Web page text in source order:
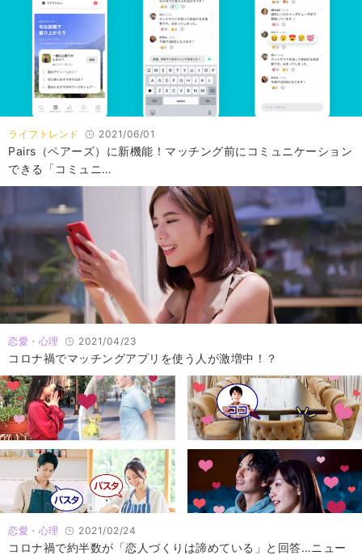
ライフトレンド 2021/06/01
Pairs（ペアーズ）に新機能！マッチング前にコミュニケーション
できる「コミュニ…
恋愛・心理 2021/04/23
コロナ禍でマッチングアプリを使う人が激増中！？
恋愛・心理 2021/02/24
コロナ禍で約半数が「恋人づくりは諦めている」と回答…ニュー